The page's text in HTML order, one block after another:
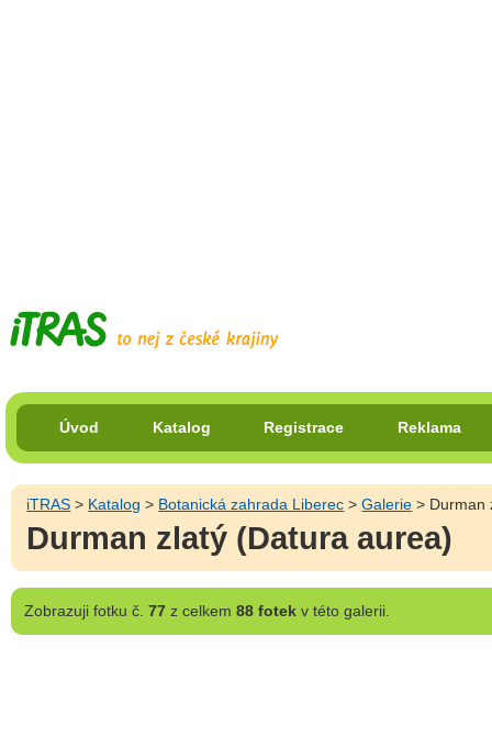
Úvod Katalog Registrace Reklama
iTRAS > Katalog > Botanická zahrada Liberec >Galerie > Durman
Durman zlatý (Datura aurea)
Zobrazujifotku č. 77z celkem 88 fotekv této galerii.